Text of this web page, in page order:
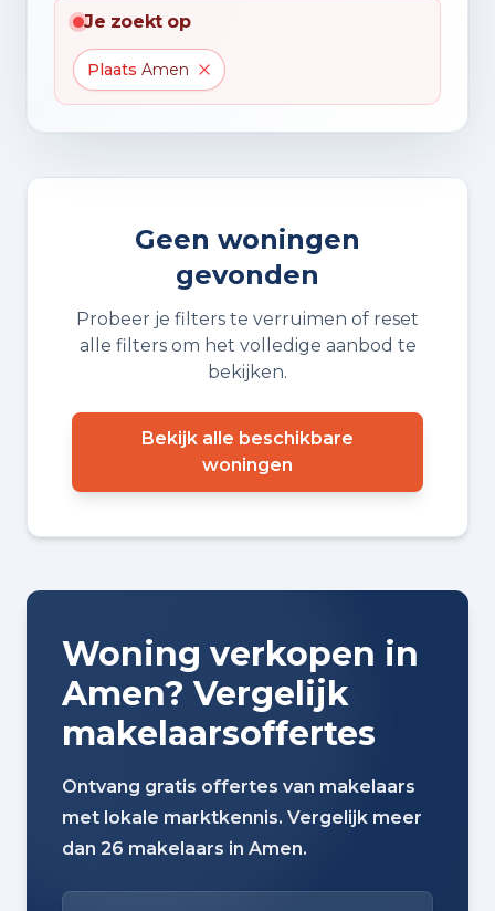
Je zoekt op
Plaats Amen
Geen woningen
gevonden
Probeer je filters te verruimen of reset
alle filters om het volledige aanbod te
bekijken.
Bekijk alle beschikbare
woningen
Woning verkopen in
Amen? Vergelijk
makelaarsoffertes
Ontvang gratis offertes van makelaars
met lokale marktkennis. Vergelijk meer
dan 26 makelaars in Amen.